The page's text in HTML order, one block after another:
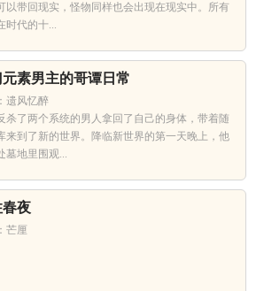
以带回现实，怪物同样也会出现在现实中。所有
时代的十...
素男主的哥谭日常
遗风忆醉
杀了两个系统的男人拿回了自己的身体，带着随
来到了新的世界。降临新世界的第一天晚上，他
墓地里围观...
夜
芒厘